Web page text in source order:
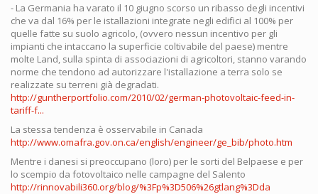
- La Germania ha varato il 10 giugno scorso un ribasso degli incentivi
che va dal 16% per le istallazioni integrate negli edifici al 100% per
quelle fatte su suolo agricolo, (ovvero nessun incentivo per gli
impianti che intaccano la superficie coltivabile del paese) mentre
molte Land, sulla spinta di associazioni di agricoltori, stanno varando
norme che tendono ad autorizzare l'istallazione a terra solo se
realizzate su terreni già degradati.
http://guntherportfolio.com/2010/02/german-photovoltaic-feed-in-
tariff-f...
La stessa tendenza è osservabile in Canada
http://www.omafra.gov.on.ca/english/engineer/ge_bib/photo.htm
Mentre i danesi si preoccupano (loro) per le sorti del Belpaese e per
lo scempio da fotovoltaico nelle campagne del Salento
http://rinnovabili360.org/blog/%3Fp%3D506%26gtlang%3Dda